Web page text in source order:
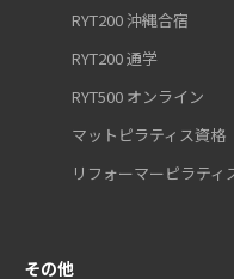
RYT200 沖縄合宿
RYT200 通学
RYT500 オンライン
マットピラティス資格
リフォーマーピラティ
その他